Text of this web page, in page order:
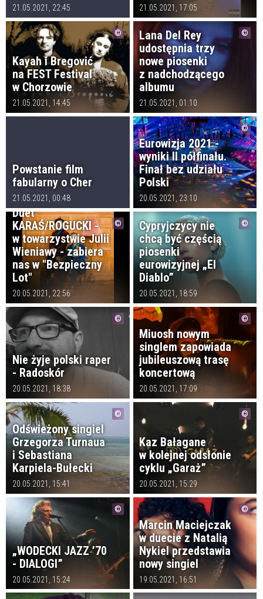
21.05.2021, 22:45 21.05.2021, 17:05
Kayah i Bregović
na FEST Festival
w Chorzowie
21.05.2021, 14:45
Lana Del Rey
udostępnia trzy
nowe piosenki
z nadchodzącego
albumu
21.05.2021, 01:10
Powstanie film
fabularny o Cher
21.05.2021, 00:48
Eurowizja 2021 -
wyniki II półfinału.
Finał bez udziału
Polski
20.05.2021, 23:10
Duet
KARAŚ/ROGUCKI -
w towarzystwie Julii
Wieniawy - zabiera
nas w "Bezpieczny
Lot"
20.05.2021, 22:56
Cypryjczycy nie
chcą być częścią
piosenki
eurowizyjnej „El
Diablo”
20.05.2021, 18:59
Nie żyje polski raper
- Radoskór
20.05.2021, 18:38
Miuosh nowym
singlem zapowiada
jubileuszową trasę
koncertową
20.05.2021, 17:09
Odświeżony singiel
Grzegorza Turnaua
i Sebastiana
Karpiela-Bułecki
20.05.2021, 15:41
Kaz Bałagane
w kolejnej odsłonie
cyklu „Garaż”
20.05.2021, 15:29
„WODECKI JAZZ ’70
- DIALOGI”
20.05.2021, 15:24
Marcin Maciejczak
w duecie z Natalią
Nykiel przedstawia
nowy singiel
19.05.2021, 16:51